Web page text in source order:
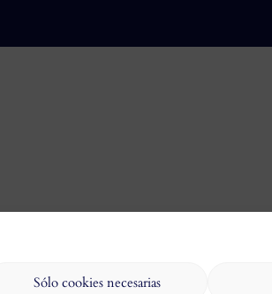
Sólo cookies necesarias